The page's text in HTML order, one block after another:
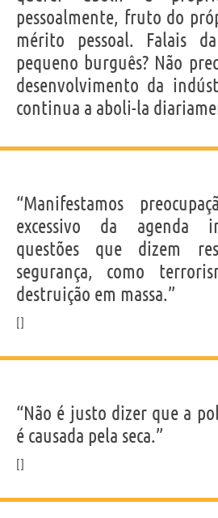
pessoalmente, fruto do
mérito pessoal. Falais
pequeno burguês? Não
desenvolvimento da
continua a aboli-la
“Manifestamos
excessivo da agenda
questões que dizem
segurança, como
destruição em massa.”
“Não é justo dizer que a
é causada pela seca.”